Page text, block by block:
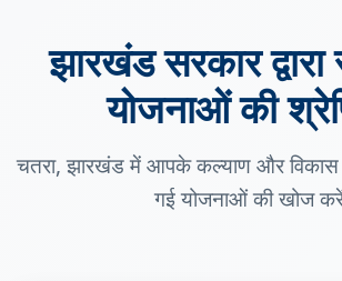
झारखंड सरकार
योजनाओं की
चतरा, झारखंड में आपके कल्याण और विकास
गई योजनाओं की खोज